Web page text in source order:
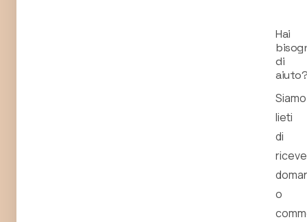
Hai
di
Siamo
lieti
di
o